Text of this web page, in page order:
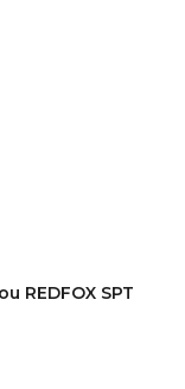
REDFOX SPT